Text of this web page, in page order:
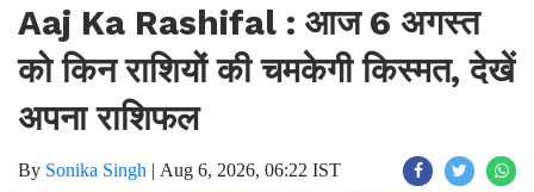
Aaj Ka Rashifal : आज 6 अगस्त
को किन राशियों की चमकेगी किस्मत, देखें
अपना राशिफल
By Sonika Singh | Aug 6, 2026, 06:22 IST